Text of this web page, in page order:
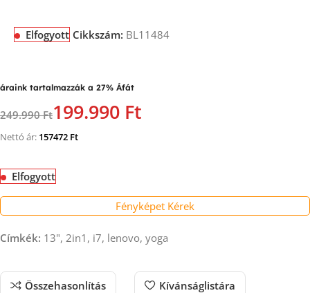
Elfogyott Cikkszám: BL11484
áraink tartalmazzák a 27% Áfát
249.990 Ft199.990 Ft
Nettó ár: 157472 Ft
Elfogyott
Fényképet Kérek
Címkék: 13", 2in1, i7, lenovo, yoga
Összehasonlítás Kívánságlistára